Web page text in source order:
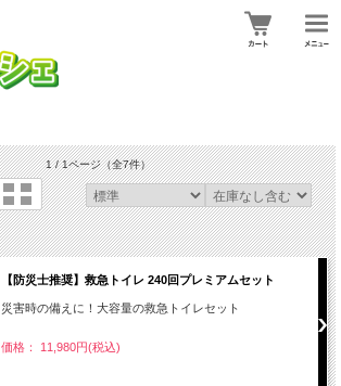
1 / 1ページ（全7件）
【防災士推奨】救急トイレ 240回プレミアムセット
災害時の備えに！大容量の救急トイレセット
価格： 11,980円(税込)